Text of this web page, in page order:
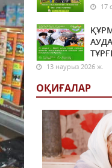
17
13 наурыз 2026 ж.
ОҚИҒАЛАР